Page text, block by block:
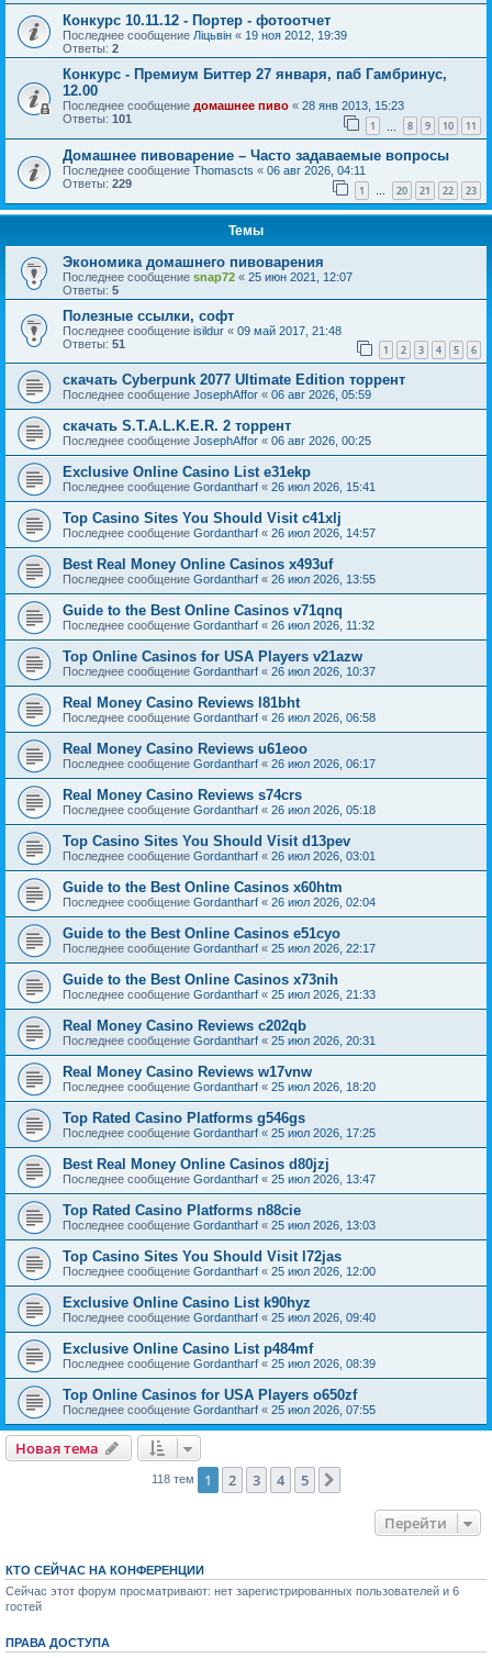
Конкурс 10.11.12 - Портер - фотоотчет
Последнее сообщение Ліцьвін « 19 ноя 2012, 19:39
Ответы: 2
Конкурс - Премиум Биттер 27 января, паб Гамбринус,
12.00
Последнее сообщение домашнее пиво « 28 янв 2013, 15:23
Ответы: 101 1 8 9 10 11
Домашнее пивоварение – Часто задаваемые вопросы
Последнее сообщение Thomascts « 06 авг 2026, 04:11
Ответы: 229 1 … 20 21 22 23
Темы
Экономика домашнего пивоварения
Последнее сообщение snap72 « 25 июн 2021, 12:07
Ответы: 5
Полезные ссылки, софт
Последнее сообщение isildur « 09 май 2017, 21:48
Ответы: 51 1 2 3 4 5 6
скачать Cyberpunk 2077 Ultimate Edition торрент
Последнее сообщение JosephAffor « 06 авг 2026, 05:59
скачать S.T.A.L.K.E.R. 2 торрент
Последнее сообщение JosephAffor « 06 авг 2026, 00:25
Exclusive Online Casino List e31ekp
Последнее сообщение Gordantharf « 26 июл 2026, 15:41
Top Casino Sites You Should Visit c41xlj
Последнее сообщение Gordantharf « 26 июл 2026, 14:57
Best Real Money Online Casinos x493uf
Последнее сообщение Gordantharf « 26 июл 2026, 13:55
Guide to the Best Online Casinos v71qnq
Последнее сообщение Gordantharf « 26 июл 2026, 11:32
Top Online Casinos for USA Players v21azw
Последнее сообщение Gordantharf « 26 июл 2026, 10:37
Real Money Casino Reviews l81bht
Последнее сообщение Gordantharf « 26 июл 2026, 06:58
Real Money Casino Reviews u61eoo
Последнее сообщение Gordantharf « 26 июл 2026, 06:17
Real Money Casino Reviews s74crs
Последнее сообщение Gordantharf « 26 июл 2026, 05:18
Top Casino Sites You Should Visit d13pev
Последнее сообщение Gordantharf « 26 июл 2026, 03:01
Guide to the Best Online Casinos x60htm
Последнее сообщение Gordantharf « 26 июл 2026, 02:04
Guide to the Best Online Casinos e51cyo
Последнее сообщение Gordantharf « 25 июл 2026, 22:17
Guide to the Best Online Casinos x73nih
Последнее сообщение Gordantharf « 25 июл 2026, 21:33
Real Money Casino Reviews c202qb
Последнее сообщение Gordantharf « 25 июл 2026, 20:31
Real Money Casino Reviews w17vnw
Последнее сообщение Gordantharf « 25 июл 2026, 18:20
Top Rated Casino Platforms g546gs
Последнее сообщение Gordantharf « 25 июл 2026, 17:25
Best Real Money Online Casinos d80jzj
Последнее сообщение Gordantharf « 25 июл 2026, 13:47
Top Rated Casino Platforms n88cie
Последнее сообщение Gordantharf « 25 июл 2026, 13:03
Top Casino Sites You Should Visit l72jas
Последнее сообщение Gordantharf « 25 июл 2026, 12:00
Exclusive Online Casino List k90hyz
Последнее сообщение Gordantharf « 25 июл 2026, 09:40
Exclusive Online Casino List p484mf
Последнее сообщение Gordantharf « 25 июл 2026, 08:39
Top Online Casinos for USA Players o650zf
Последнее сообщение Gordantharf « 25 июл 2026, 07:55
Новая тема
118 тем 1 2 3 4 5
Перейти
КТО СЕЙЧАС НА КОНФЕРЕНЦИИ
Сейчас этот форум просматривают: нет зарегистрированных пользователей и 6
гостей
ПРАВА ДОСТУПА